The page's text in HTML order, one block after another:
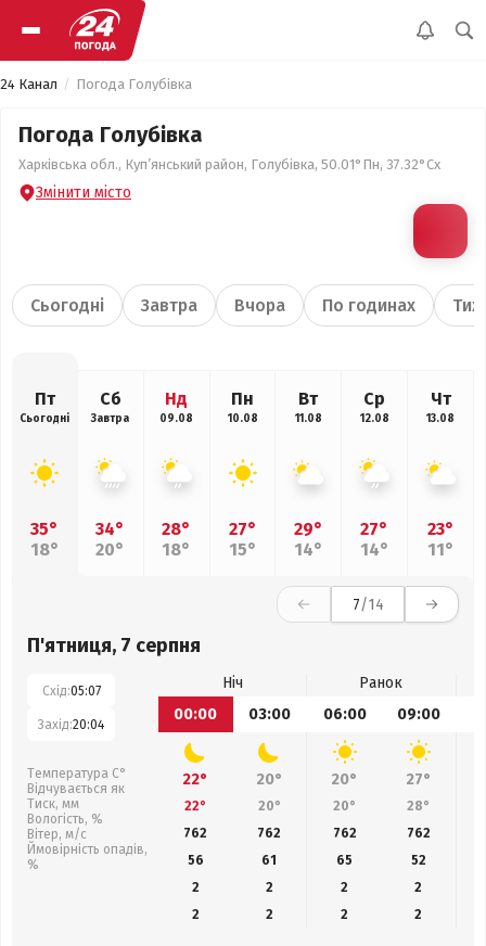
24 Канал Погода Голубівка
Погода Голубівка
Харківська обл., Куп’янський район, Голубівка, 50.01°Пн, 37.32°Сх
Змінити місто
Сьогодні Завтра Вчора По годинах
Пт
Сьогодні
35°
18°
Сб
Завтра
34°
20°
Нд
09.08
28°
18°
Пн
10.08
27°
15°
Вт
11.08
29°
14°
Ср
12.08
27°
14°
Чт
13.08
23°
11°
7/14
П'ятниця, 7 серпня
Схід:05:07
Захід:20:04
Температура С°
Відчувається як
Тиск, мм
Вологість, %
Вітер, м/с
Ймовірність опадів,
%
Ніч
Ранок
00:00
03:00 06:00 09:00
22° 20° 20° 27°
22° 20° 20° 28°
762
762 762 762
56
61 65
52
2
2 2
2
2
2 2 2